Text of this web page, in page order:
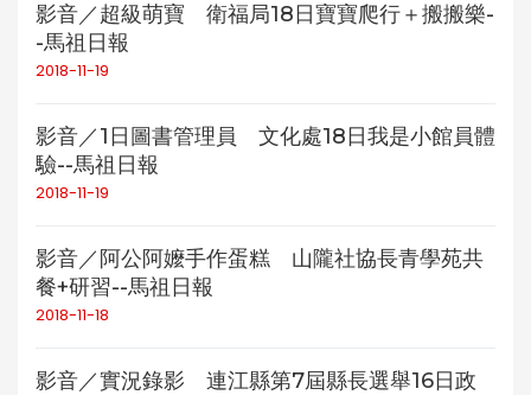
影音／超級萌寶 衛福局18日寶寶爬行＋搬搬樂-
-馬祖日報
2018-11-19
影音／1日圖書管理員 文化處18日我是小館員體
驗--馬祖日報
2018-11-19
影音／阿公阿嬤手作蛋糕 山隴社協長青學苑共
餐+研習--馬祖日報
2018-11-18
影音／實況錄影 連江縣第7屆縣長選舉16日政